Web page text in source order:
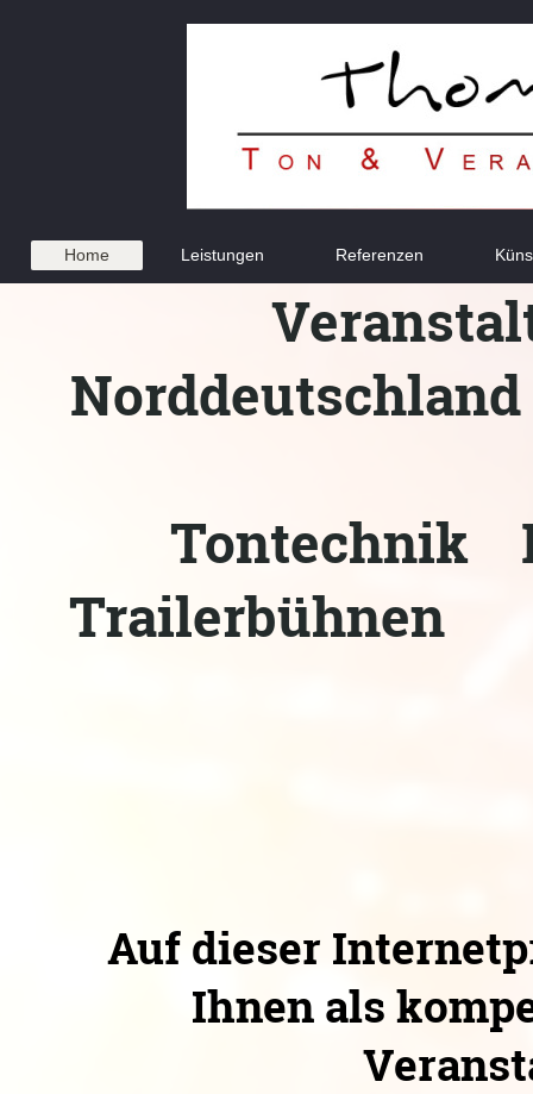
Home Leistungen Referenzen
Tontechnik
Auf dieser
Ihnen als